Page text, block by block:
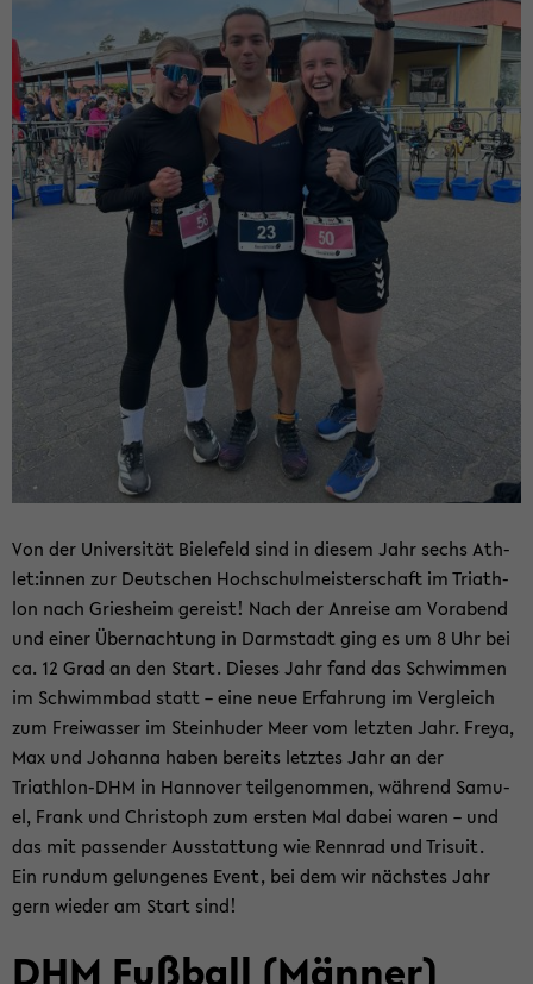
Von der Uni­ver­si­tät Bie­le­feld sind in die­sem Jahr sechs Ath­
let:innen zur Deut­schen Hoch­schul­meis­ter­schaft im Tri­ath­
lon nach Gries­heim ge­reist! Nach der An­rei­se am Vor­abend
und einer Über­nach­tung in Darm­stadt ging es um 8 Uhr bei
ca. 12 Grad an den Start. Die­ses Jahr fand das Schwim­men
im Schwimm­bad statt – eine neue Er­fah­rung im Ver­gleich
zum Frei­was­ser im Stein­hu­der Meer vom letz­ten Jahr. Freya,
Max und Jo­han­na haben be­reits letz­tes Jahr an der
Triathlon-​DHM in Han­no­ver teil­ge­nom­men, wäh­rend Sa­mu­
el, Frank und Chris­toph zum ers­ten Mal dabei waren – und
das mit pas­sen­der Aus­stat­tung wie Renn­rad und Tri­su­it.
Ein rund­um ge­lun­ge­nes Event, bei dem wir nächs­tes Jahr
gern wie­der am Start sind!
DHM Fuß­ball (Män­ner)